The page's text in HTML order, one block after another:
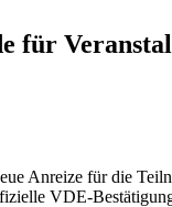
für
Anreize für die
VDE-